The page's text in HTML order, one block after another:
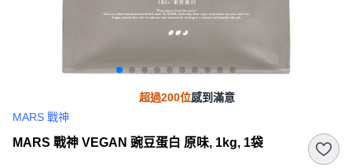
超過200位感到滿意
MARS 戰神
MARS 戰神 VEGAN 豌豆蛋白 原味, 1kg, 1袋